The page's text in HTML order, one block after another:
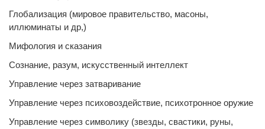
Глобализация (мировое правительство, масоны,
иллюминаты и др,)
Мифология и сказания
Сознание, разум, искусственный интеллект
Управление через затваривание
Управление через психовоздействие, психотронное оружие
Управление через символику (звезды, свастики, руны,